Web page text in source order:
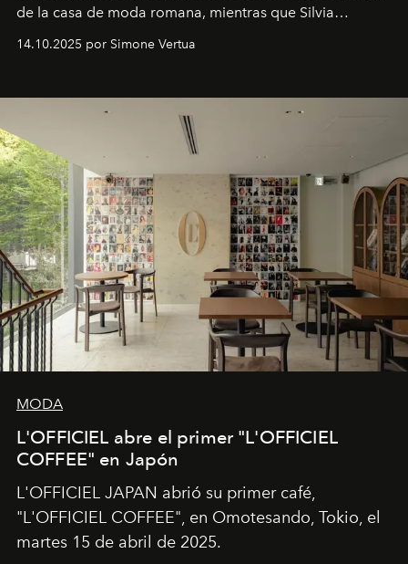
de la casa de moda romana, mientras que Silvia
14.10.2025 por Simone Vertua
MODA
L'OFFICIEL abre el primer "L'OFFICIEL
COFFEE" en Japón
L'OFFICIEL JAPAN abrió su primer café,
"L'OFFICIEL COFFEE", en Omotesando, Tokio, el
martes 15 de abril de 2025.